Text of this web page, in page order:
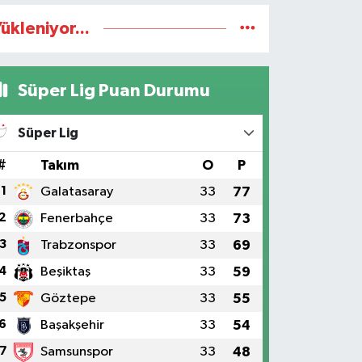
Süper Lig Puan Durumu
Süper Lig
Takım O P
1 Galatasaray 33 77
Fenerbahçe 33 73
3 Trabzonspor 33 69
Beşiktaş 33 59
5 Göztepe 33 55
Başakşehir 33 54
7 Samsunspor 33 48